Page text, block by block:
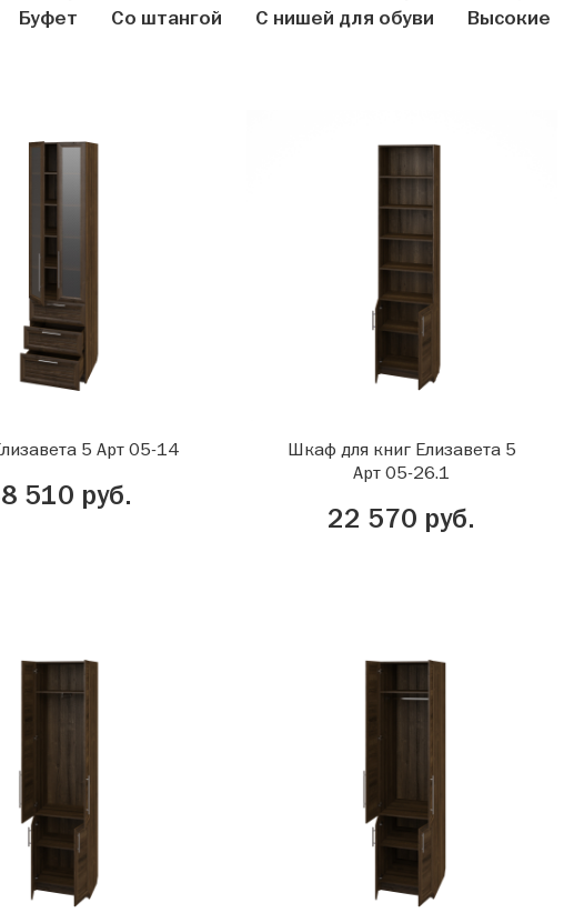
Буфет Со штангой С нишей для обуви Высокие
5 Арт 05-14
510 руб.
Шкаф для книг Елизавета 5
Арт 05-26.1
22 570 руб.